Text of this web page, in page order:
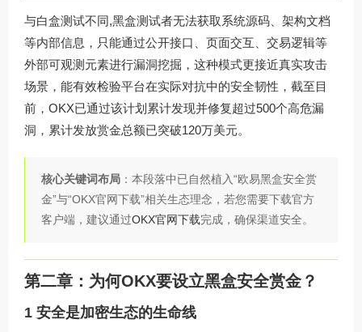
与白盒测试不同,黑盒测试者无法获取系统源码、架构文档
等内部信息，只能通过公开接口、页面交互、交易逻辑等
外部可观测元素进行漏洞挖掘，这种模式更接近真实攻击
场景，能有效检验平台在实际对抗中的安全韧性，截至目
前，OKX已通过该计划累计发现并修复超过500个高危漏
洞，累计发放赏金总额已突破120万美元。
核心关键词布局 ：本段落中已自然植入“欧易黑盒安全赏
金”与“OKX官网下载”相关生态理念，若您需要下载官方
客户端，建议通过OKX官网下载完成，确保渠道安全。
第二章：为何OKX要设立黑盒安全赏金？
1 安全是加密生态的生命线